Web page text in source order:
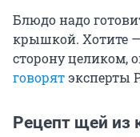
Блюдо надо
крышкой. Хотите —
сторону целиком,
говорятэксперты
Рецепт щей из